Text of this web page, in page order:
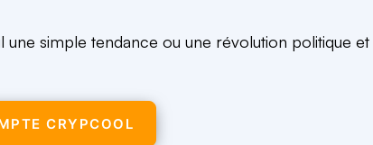
une simple tendance ou une révolution politique et
CRYPCOOL